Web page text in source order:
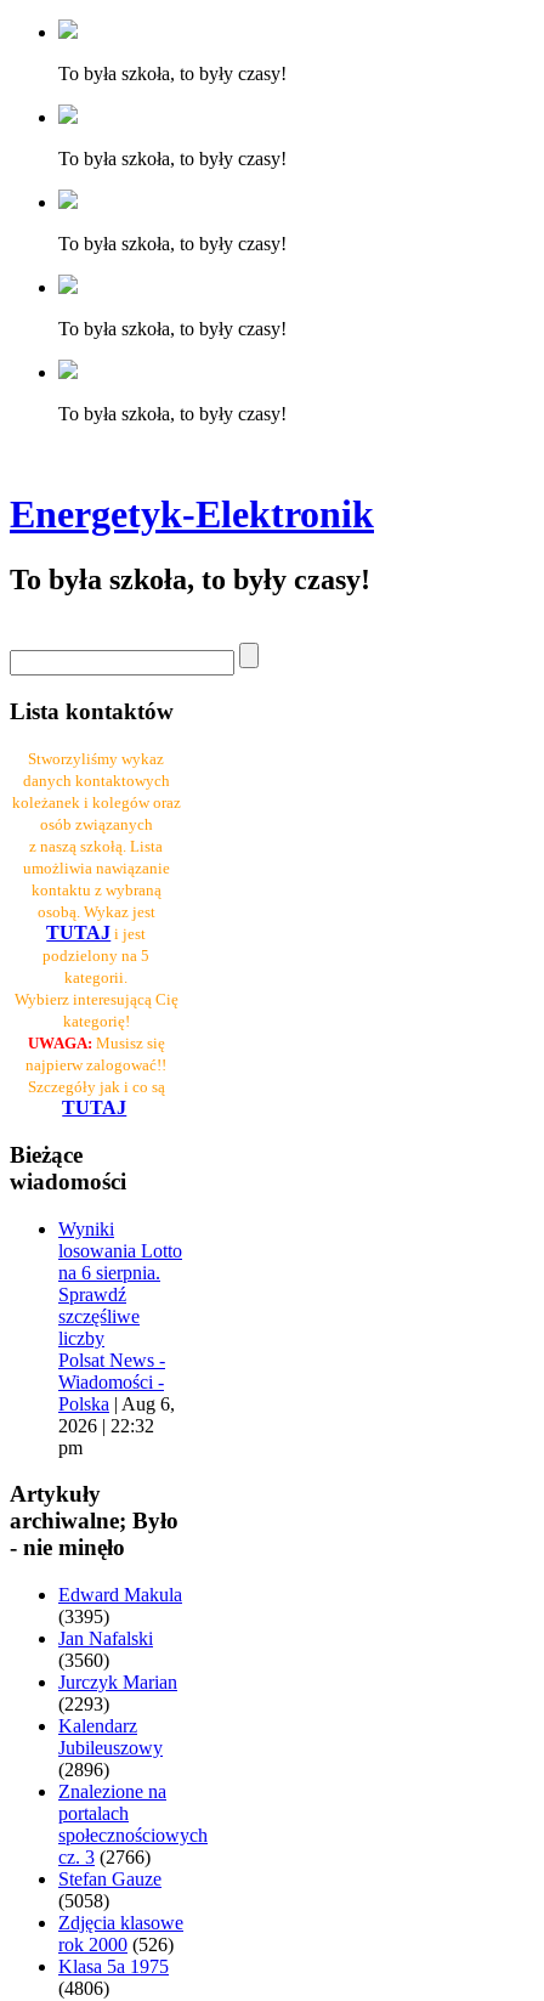
To była szkoła, to były czasy!
To była szkoła, to były czasy!
To była szkoła, to były czasy!
To była szkoła, to były czasy!
To była szkoła, to były czasy!
Energetyk-Elektronik
To była szkoła, to były czasy!
Lista kontaktów
Stworzyliśmy wykaz
danych kontaktowych
koleżanek i kolegów oraz
osób związanych
z naszą szkołą. Lista
umożliwia nawiązanie
kontaktu z wybraną
osobą. Wykaz jest
TUTAJ i jest
podzielony na 5
kategorii.
Wybierz interesującą Cię
kategorię!
UWAGA: Musisz się
najpierw zalogować!!
Szczegóły jak i co są
TUTAJ
Bieżące
wiadomości
Wyniki
losowania Lotto
na 6 sierpnia.
Sprawdź
szczęśliwe
liczby
Polsat News -
Wiadomości -
Polska | Aug 6,
2026 | 22:32
pm
Artykuły
archiwalne; Było
- nie minęło
Edward Makula
(3395)
Jan Nafalski
(3560)
Jurczyk Marian
(2293)
Kalendarz
Jubileuszowy
(2896)
Znalezione na
portalach
społecznościowych
cz. 3 (2766)
Stefan Gauze
(5058)
Zdjęcia klasowe
rok 2000 (526)
Klasa 5a 1975
(4806)